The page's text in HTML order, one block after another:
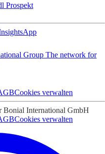
Prospekt
App
Group The network for
Cookies verwalten
International GmbH
Cookies verwalten